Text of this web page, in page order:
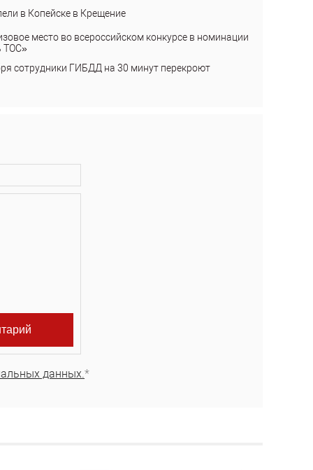
в Копейске в Крещение
место во всероссийском конкурсе в номинации
ТОС»
сотрудники ГИБДД на 30 минут перекроют
данных.*